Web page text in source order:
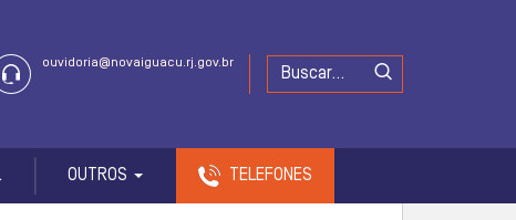
ouvidoria@novaiguacu.rj.gov.br
OUTROS TELEFONES